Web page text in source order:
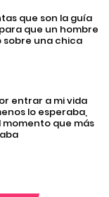
que son la guía
que un hombre
sobre una chica
entrar a mi vida
lo esperaba,
momento que más